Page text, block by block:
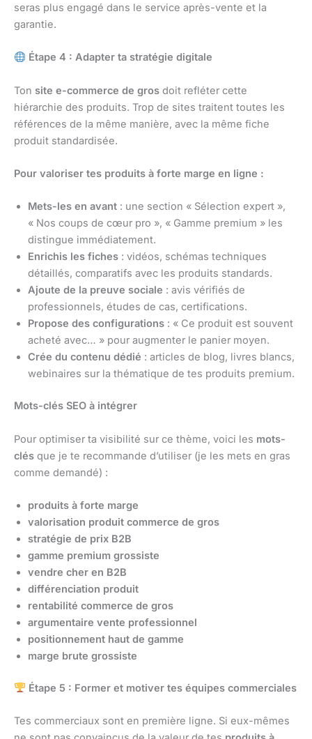
seras plus engagé dans le service après-vente et la
garantie.
Étape 4 : Adapter ta stratégie digitale
Ton site e-commerce de gros doit refléter cette
hiérarchie des produits. Trop de sites traitent toutes les
références de la même manière, avec la même fiche
produit standardisée.
Pour valoriser tes produits à forte marge en ligne :
Mets-les en avant : une section « Sélection expert »,
« Nos coups de cœur pro », « Gamme premium » les
distingue immédiatement.
Enrichis les fiches : vidéos, schémas techniques
détaillés, comparatifs avec les produits standards.
Ajoute de la preuve sociale : avis vérifiés de
professionnels, études de cas, certifications.
Propose des configurations : « Ce produit est souvent
acheté avec… » pour augmenter le panier moyen.
Crée du contenu dédié : articles de blog, livres blancs,
webinaires sur la thématique de tes produits premium.
Mots-clés SEO à intégrer
Pour optimiser ta visibilité sur ce thème, voici les mots-
clés que je te recommande d’utiliser (je les mets en gras
comme demandé) :
produits à forte marge
valorisation produit commerce de gros
stratégie de prix B2B
gamme premium grossiste
vendre cher en B2B
différenciation produit
rentabilité commerce de gros
argumentaire vente professionnel
positionnement haut de gamme
marge brute grossiste
Étape 5 : Former et motiver tes équipes commerciales
Tes commerciaux sont en première ligne. Si eux-mêmes